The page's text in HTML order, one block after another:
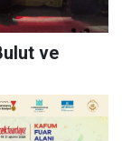
ve